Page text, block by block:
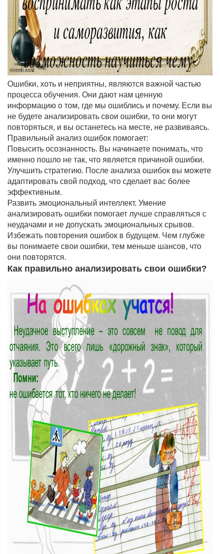
Ошибки, хоть и неприятны, являются важной частью
процесса обучения. Они дают нам ценную
информацию о том, где мы ошиблись и почему. Если вы
не будете анализировать свои ошибки, то они могут
повторяться, и вы останетесь на месте, не развиваясь.
Правильный анализ ошибок помогает:
Повысить осознанность. Вы начинаете понимать, что
именно пошло не так, что является причиной ошибки.
Улучшить стратегию. После анализа ошибок вы можете
адаптировать свой подход, что сделает вас более
эффективным.
Развить эмоциональный интеллект. Умение
анализировать ошибки помогает лучше справляться с
неудачами и не допускать эмоциональных срывов.
Избежать повторения ошибок в будущем. Чем глубже
вы понимаете свои ошибки, тем меньше шансов, что
они повторятся.
Как правильно анализировать свои ошибки?